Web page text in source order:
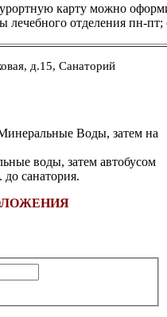
карту можно
лечебного отделения пн-
д.15, Санаторий
Воды, затем на
воды, затем автобусом
санатория.